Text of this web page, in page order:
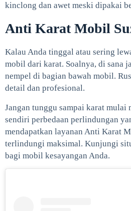
kinclong dan awet meski dipakai
Anti Karat Mobil
Kalau Anda tinggal atau sering
mobil dari karat. Soalnya, di sana
nempel di bagian bawah mobil.
detail dan profesional.
Jangan tunggu sampai karat mulai
sendiri perbedaan perlindungan
mendapatkan layanan Anti Karat
terlindungi maksimal. Kunjungi
bagi mobil kesayangan Anda.